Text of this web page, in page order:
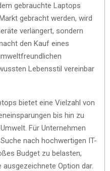
gebrauchte Laptops
gebracht werden, wird
verlängert, sondern
den Kauf eines
Lebensstil vereinbar
bietet eine Vielzahl von
bis hin zu
Für Unternehmen
nach hochwertigen IT-
Budget zu belasten,
Option dar.